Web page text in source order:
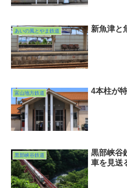
あいの風とやま鉄道 新魚津と
富山地方鉄道 4本柱が
黒部峡谷鉄道
黒部峡谷
車を見送